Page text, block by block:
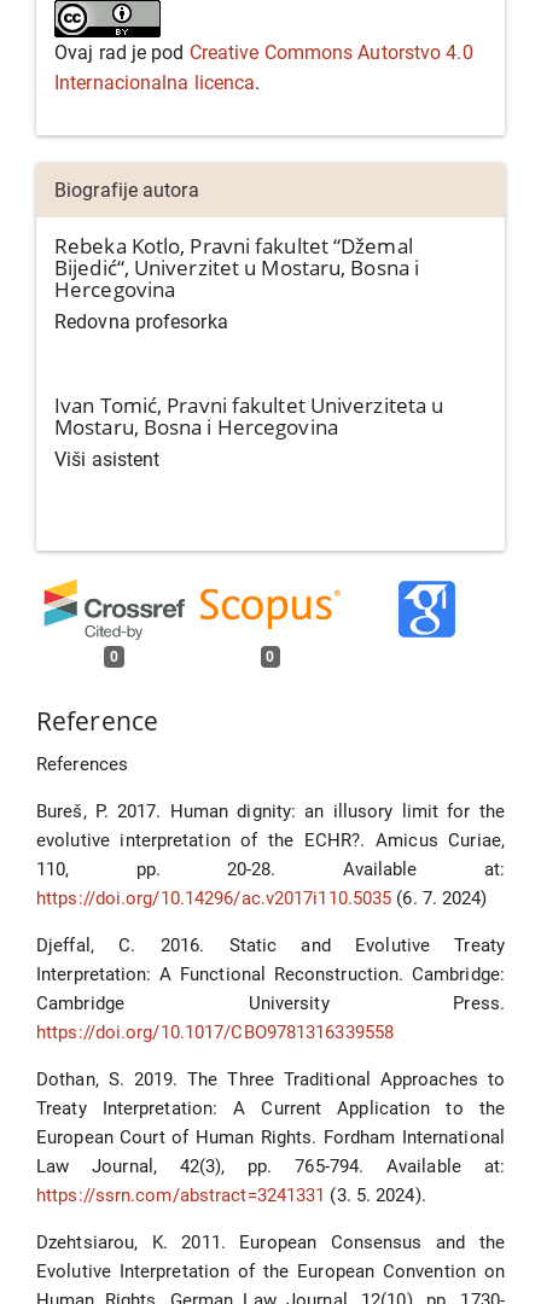
Ovaj rad je pod Creative Commons Autorstvo 4.0
Internacionalna licenca.
Biografije autora
Rebeka Kotlo, Pravni fakultet “Džemal
Bijedić“, Univerzitet u Mostaru, Bosna i
Hercegovina
Redovna profesorka
Ivan Tomić, Pravni fakultet Univerziteta u
Mostaru, Bosna i Hercegovina
Viši asistent
0 0
Reference
References
Bureš, P. 2017. Human dignity: an illusory limit for the
evolutive interpretation of the ECHR?. Amicus Curiae,
110, pp. 20-28. Available at:
https://doi.org/10.14296/ac.v2017i110.5035 (6. 7. 2024)
Djeffal, C. 2016. Static and Evolutive Treaty
Interpretation: A Functional Reconstruction. Cambridge:
Cambridge University Press.
https://doi.org/10.1017/CBO9781316339558
Dothan, S. 2019. The Three Traditional Approaches to
Treaty Interpretation: A Current Application to the
European Court of Human Rights. Fordham International
Law Journal, 42(3), pp. 765-794. Available at:
https://ssrn.com/abstract=3241331 (3. 5. 2024).
Dzehtsiarou, K. 2011. European Consensus and the
Evolutive Interpretation of the European Convention on